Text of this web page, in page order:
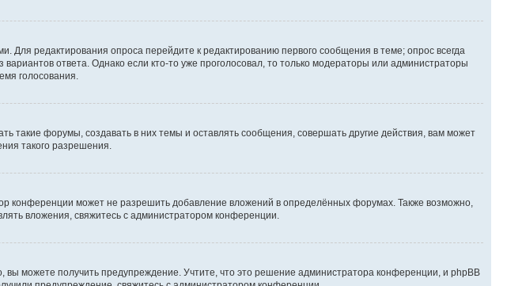
Для редактирования опроса перейдите к редактированию первого сообщения в теме; опрос всегда
ответа. Однако если кто-то уже проголосовал, то только модераторы или администраторы
голосования.
форумы, создавать в них темы и оставлять сообщения, совершать другие действия, вам может
такого разрешения.
конференции может не разрешить добавление вложений в определённых форумах. Также возможно,
вложения, свяжитесь с администратором конференции.
можете получить предупреждение. Учтите, что это решение администратора конференции, и phpBB